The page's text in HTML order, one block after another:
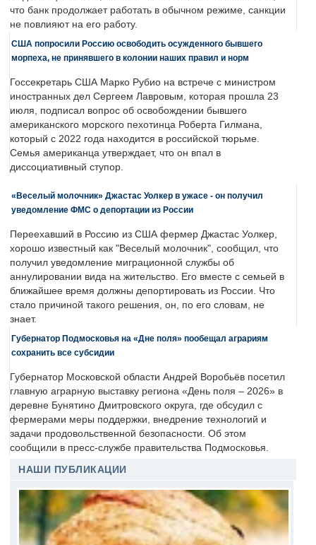
что банк продолжает работать в обычном режиме, санкции
не повлияют на его работу.
США попросили Россию освободить осужденного бывшего
морпеха, не принявшего в колонии наших правил и норм
Госсекретарь США Марко Рубио на встрече с министром
иностранных дел Сергеем Лавровым, которая прошла 23
июля, подписал вопрос об освобождении бывшего
американского морского пехотинца Роберта Гилмана,
который с 2022 года находится в российской тюрьме.
Семья американца утверждает, что он впал в
диссоциативный ступор.
«Веселый молочник» Джастас Уолкер в ужасе - он получил
уведомление ФМС о депортации из России
Переехавший в Россию из США фермер Джастас Уолкер,
хорошо известный как "Веселый молочник", сообщил, что
получил уведомление миграционной службы об
аннулировании вида на жительство. Его вместе с семьей в
ближайшее время должны депортировать из России. Что
стало причиной такого решения, он, по его словам, не
знает.
Губернатор Подмосковья на «Дне поля» пообещал аграриям
сохранить все субсидии
Губернатор Московской области Андрей Воробьёв посетил
главную аграрную выставку региона «День поля – 2026» в
деревне Бунятино Дмитровского округа, где обсудил с
фермерами меры поддержки, внедрение технологий и
задачи продовольственной безопасности. Об этом
сообщили в пресс-службе правительства Подмосковья.
НАШИ ПУБЛИКАЦИИ